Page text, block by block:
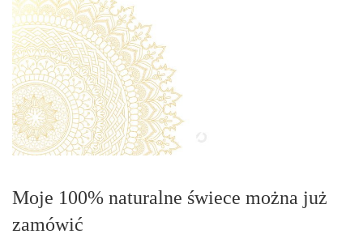
Moje 100% naturalne świece można już
zamówić